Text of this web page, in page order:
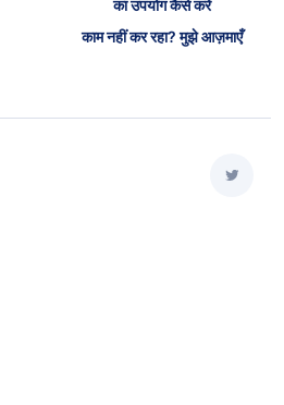
का उपयोग कैसे करें
काम नहीं कर रहा? मुझे आज़माएँ